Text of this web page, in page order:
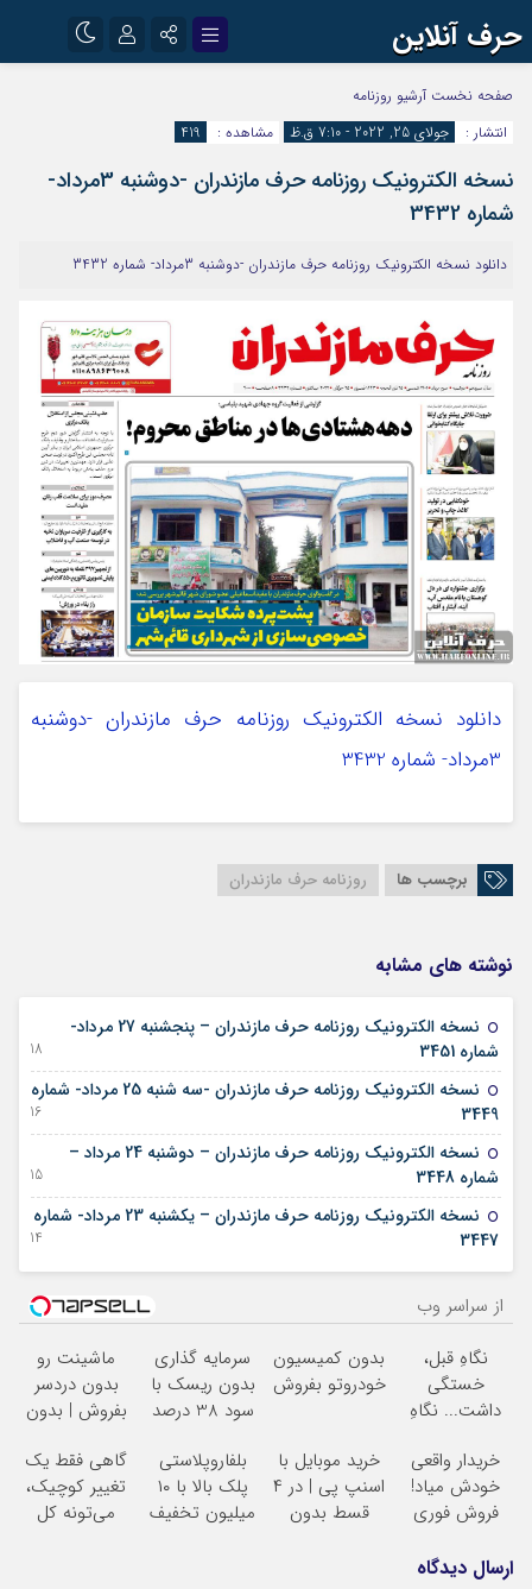
حرف آنلاین
اینستاگرام
آپارات
رمز عبور
مرا به خاطر بسپار
صفحه نخست آرشیو روزنامه
انتشار :
جولای 25, 2022 - 7:10 ق.ظ مشاهده : 419
نسخه الکترونیک روزنامه حرف مازندران -دوشنبه 3مرداد-
شماره 3432
دانلود نسخه الکترونیک روزنامه حرف مازندران -دوشنبه 3مرداد- شماره 3432
دانلود نسخه الکترونیک روزنامه حرف مازندران -دوشنبه
3مرداد- شماره 3432
برچسب ها روزنامه حرف مازندران
نوشته های مشابه
نسخه الکترونیک روزنامه حرف مازندران – پنجشنبه 27 مرداد-
شماره 3451
18 آگوست 2022
نسخه الکترونیک روزنامه حرف مازندران -سه شنبه 25 مرداد- شماره
3449
16 آگوست 2022
نسخه الکترونیک روزنامه حرف مازندران – دوشنبه 24 مرداد –
شماره 3448
15 آگوست 2022
نسخه الکترونیک روزنامه حرف مازندران – یکشنبه 23 مرداد- شماره
3447
14 آگوست 2022
از سراسر وب
نگاهِ قبل،
خستگی
داشت... نگاهِ
بلفا با 25%
تخفیف
بدون کمیسیون
خودروتو بفروش
سرمایه گذاری
بدون ریسک با
سود 38 درصد
ماشینت رو
بدون دردسر
بفروش | بدون
خریدار واقعی
خودش میاد!
فروش فوری
مکانیک
خرید موبایل با
اسنپ پی | در ۴
قسط بدون
بلفاروپلاستی
پلک بالا با ۱۰
میلیون تخفیف
گاهی فقط یک
تغییر کوچیک،
می‌تونه کل
ارسال دیدگاه